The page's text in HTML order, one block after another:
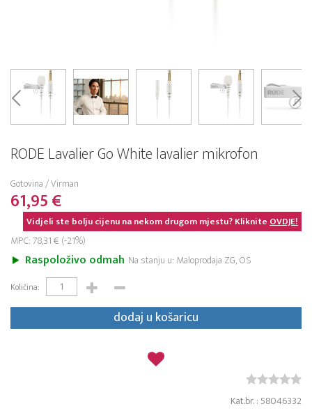
RODE Lavalier Go White lavalier mikrofon
Gotovina / Virman
61,95 €
Vidjeli ste bolju cijenu na nekom drugom mjestu? KlikniteOVDJE!
MPC: 78,31 € (-21%)
Raspoloživo odmah Na stanju u: Maloprodaja ZG, OS
Količina:
dodaj u košaricu
Kat.br. : 58046332